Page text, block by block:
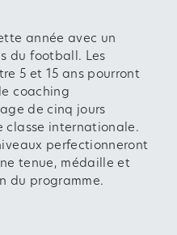
année avec un
du football. Les
5 et 15 ans pourront
coaching
de cinq jours
classe internationale.
perfectionneront
tenue, médaille et
du programme.